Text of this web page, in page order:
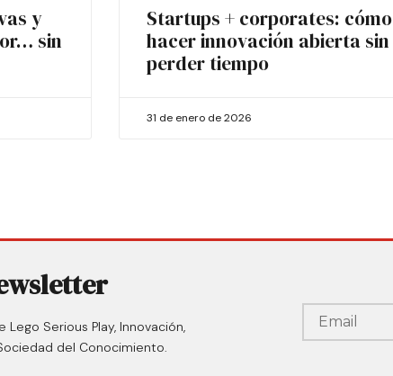
y
sin
Startups + corporates: cómo
hacer innovación abierta sin
perder tiempo
31 de enero de 2026
Serious Play, Innovación,
del Conocimiento.